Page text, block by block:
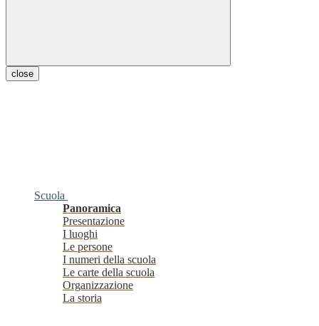
close
Scuola
Panoramica
Presentazione
I luoghi
Le persone
I numeri della scuola
Le carte della scuola
Organizzazione
La storia